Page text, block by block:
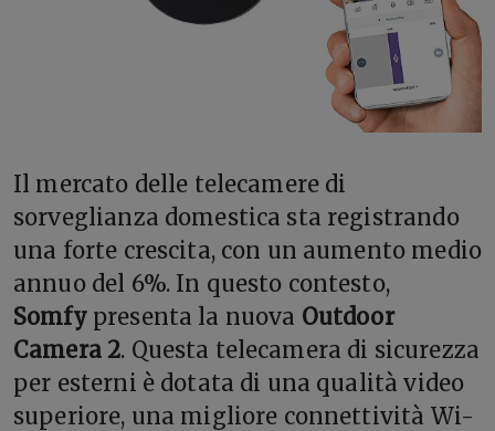
Il mercato delle telecamere di
sorveglianza domestica sta registrando
una forte crescita, con un aumento medio
annuo del 6%. In questo contesto,
Somfypresenta la nuova Outdoor
Camera 2. Questa telecamera di sicurezza
per esterni è dotata di una qualità video
superiore, una migliore connettività Wi-